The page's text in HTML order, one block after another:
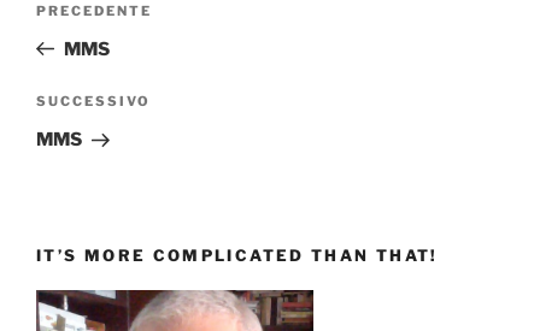
Articolo
precedente:
PRECEDENTE
MMS
Articolo
successivo
SUCCESSIVO
MMS
IT’S MORE COMPLICATED THAN THAT!